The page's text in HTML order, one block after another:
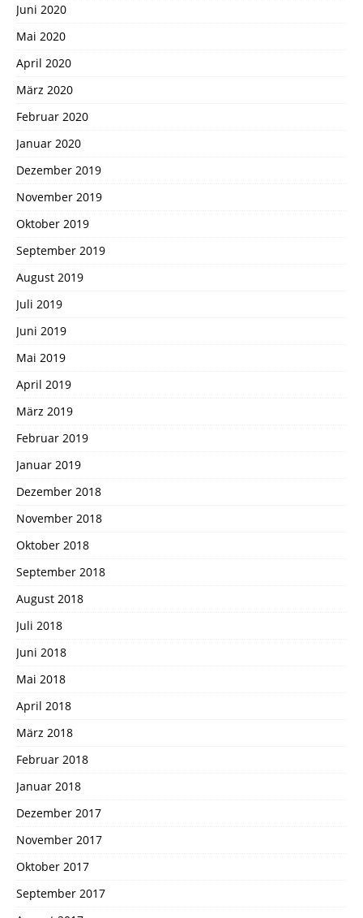
Juni 2020
Mai 2020
April 2020
März 2020
Februar 2020
Januar 2020
Dezember 2019
November 2019
Oktober 2019
September 2019
August 2019
Juli 2019
Juni 2019
Mai 2019
April 2019
März 2019
Februar 2019
Januar 2019
Dezember 2018
November 2018
Oktober 2018
September 2018
August 2018
Juli 2018
Juni 2018
Mai 2018
April 2018
März 2018
Februar 2018
Januar 2018
Dezember 2017
November 2017
Oktober 2017
September 2017